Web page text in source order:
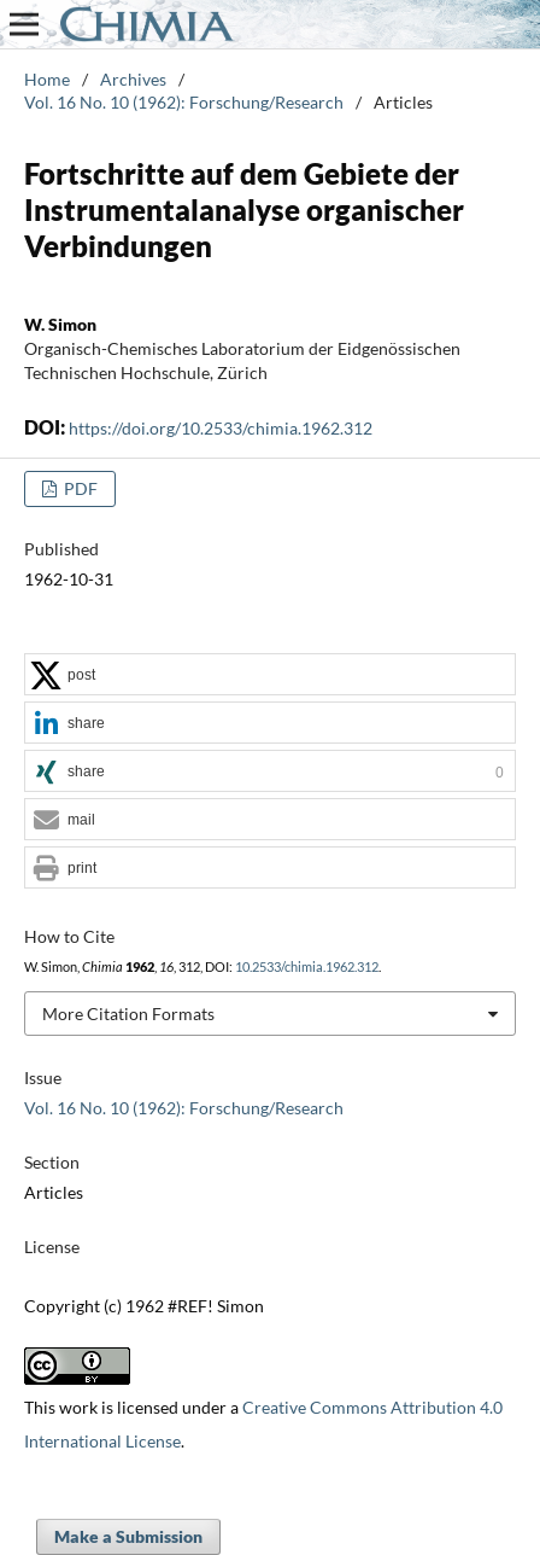
Home / Archives /
Vol. 16 No. 10 (1962): Forschung/Research
/ Articles
Fortschritte auf dem Gebiete der
Instrumentalanalyse organischer
Verbindungen
W. Simon
Organisch-Chemisches Laboratorium der Eidgenössischen
Technischen Hochschule, Zürich
DOI: https://doi.org/10.2533/chimia.1962.312
PDF
Published
1962-10-31
Issue
Vol. 16 No. 10 (1962): Forschung/Research
Section
Articles
License
Copyright (c) 1962 #REF! Simon
This work is licensed under aCreative Commons Attribution 4.0
International License.
How to Cite
W. Simon, Chimia 1962, 16, 312, DOI: 10.2533/chimia.1962.312.
More Citation Formats
post
share
share 0
mail
print
Make a Submission